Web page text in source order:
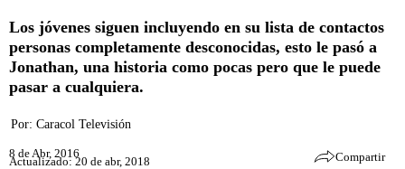
Los jóvenes siguen incluyendo en su lista de contactos
personas completamente desconocidas, esto le pasó a
Jonathan, una historia como pocas pero que le puede
pasar a cualquiera.
Por: Caracol Televisión
8 de Abr, 2016
Actualizado: 20 de abr, 2018 Compartir